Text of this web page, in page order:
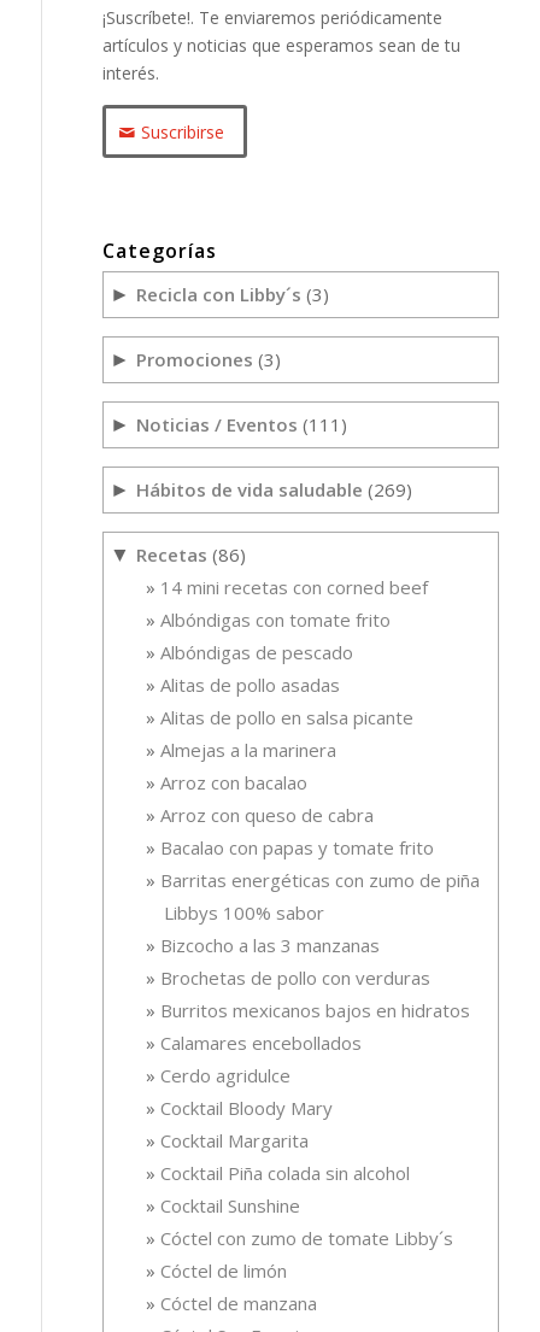
¡Suscríbete!. Te enviaremos periódicamente
artículos y noticias que esperamos sean de tu
interés.
Suscribirse
Categorías
► Recicla con Libby´s (3)
► Promociones (3)
► Noticias / Eventos (111)
► Hábitos de vida saludable (269)
▼ Recetas (86)
14 mini recetas con corned beef
Albóndigas con tomate frito
Albóndigas de pescado
Alitas de pollo asadas
Alitas de pollo en salsa picante
Almejas a la marinera
Arroz con bacalao
Arroz con queso de cabra
Bacalao con papas y tomate frito
Barritas energéticas con zumo de piña
Libbys 100% sabor
Bizcocho a las 3 manzanas
Brochetas de pollo con verduras
Burritos mexicanos bajos en hidratos
Calamares encebollados
Cerdo agridulce
Cocktail Bloody Mary
Cocktail Margarita
Cocktail Piña colada sin alcohol
Cocktail Sunshine
Cóctel con zumo de tomate Libby´s
Cóctel de limón
Cóctel de manzana